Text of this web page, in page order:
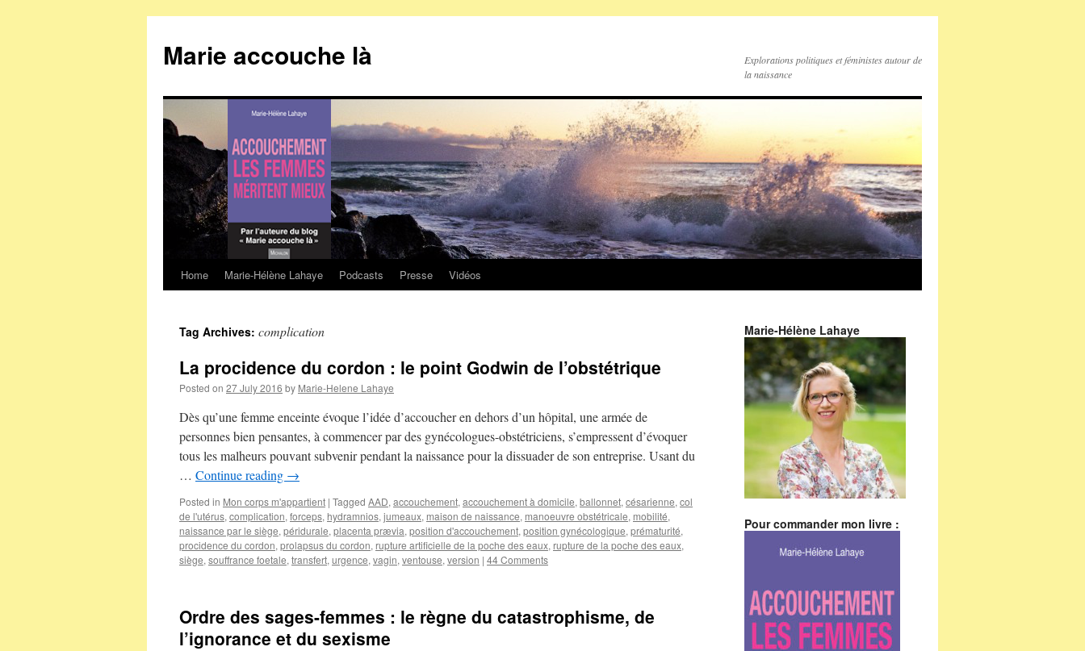
Marie accouche là
Explorations politiques et féministes autour de
la naissance
Skip
content
Home Marie-Hélène Lahaye Podcasts Presse Vidéos
Tag Archives: complication
La procidence du cordon : le point Godwin de l’obstétrique
Posted on 27 July 2016 by Marie-Helene Lahaye
Dès qu’une femme enceinte évoque l’idée d’accoucher en dehors d’un hôpital, une armée de
personnes bien pensantes, à commencer par des gynécologues-obstétriciens, s’empressent d’évoquer
tous les malheurs pouvant subvenir pendant la naissance pour la dissuader de son entreprise. Usant du
… Continue reading →
Posted in Mon corps m'appartient | Tagged AAD, accouchement, accouchement à domicile, ballonnet, césarienne, col
de l'utérus, complication, forceps, hydramnios, jumeaux, maison de naissance, manoeuvre obstétricale, mobilité,
naissance par le siège, péridurale, placenta prævia, position d'accouchement, position gynécologique, prématurité,
procidence du cordon, prolapsus du cordon, rupture artificielle de la poche des eaux, rupture de la poche des eaux,
siège, souffrance foetale, transfert, urgence, vagin, ventouse, version | 44 Comments
Ordre des sages-femmes : le règne du catastrophisme, de
l’ignorance et du sexisme
Marie-Hélène Lahaye
Pour commander mon livre :